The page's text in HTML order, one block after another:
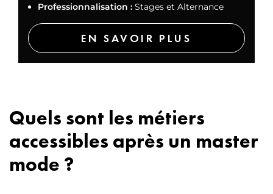
Professionnalisation : Stages et Alternance
EN SAVOIR PLUS
Quels sont les métiers
accessibles après un master
mode ?